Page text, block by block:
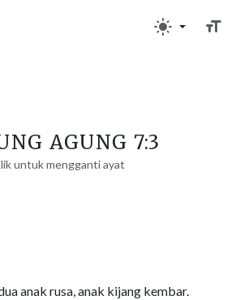
AGUNG 7:3
untuk mengganti ayat
anak rusa, anak kijang kembar.